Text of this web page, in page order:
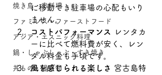
焼き鳥・串料理
ファミレス・ファーストフード
アジア・エスニック料理
鍋・しゃぶしゃぶ・すき焼き
丼もの・揚げ物
に移動でき駐車場の心配もいり
ません。
コストパフォーマンス
レンタカ
ーに比べて燃料費が安く、レン
タル料金も手頃です。
風を感じられる楽しさ 宮古島特